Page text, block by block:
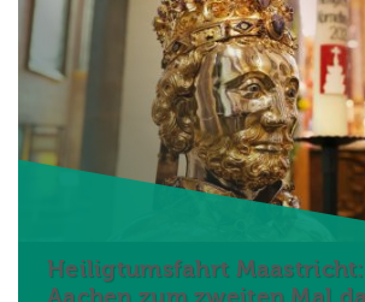
Heiligtumsfahrt